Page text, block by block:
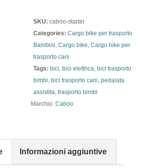
SKU: caboo-starter
Categories: Cargo bike per trasporto
Bambini, Cargo bike, Cargo bike per
trasporto cani
Tags: bici, bici elettrica, bici trasporto
bimbi, bici trasporto cani, pedalata
assistita, trasporto bimbi
Marchio: Caboo
Informazioni aggiuntive